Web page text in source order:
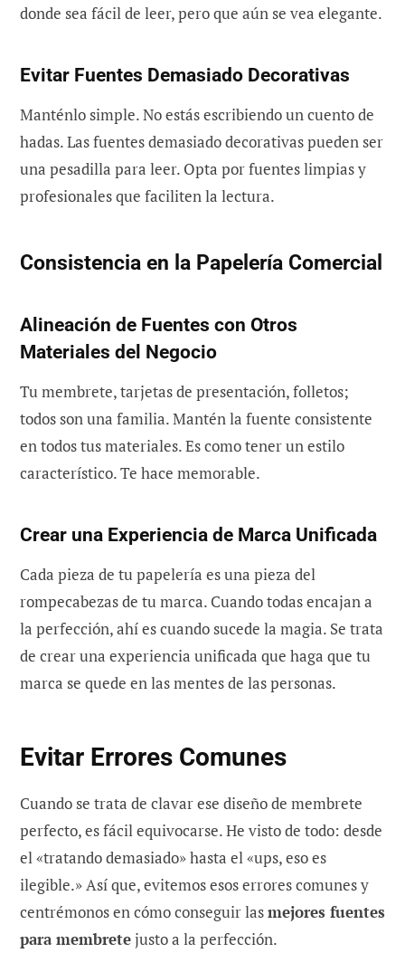
donde sea fácil de leer, pero que aún se vea elegante.
Evitar Fuentes Demasiado Decorativas
Manténlo simple. No estás escribiendo un cuento de
hadas. Las fuentes demasiado decorativas pueden ser
una pesadilla para leer. Opta por fuentes limpias y
profesionales que faciliten la lectura.
Consistencia en la Papelería Comercial
Alineación de Fuentes con Otros
Materiales del Negocio
Tu membrete, tarjetas de presentación, folletos;
todos son una familia. Mantén la fuente consistente
en todos tus materiales. Es como tener un estilo
característico. Te hace memorable.
Crear una Experiencia de Marca Unificada
Cada pieza de tu papelería es una pieza del
rompecabezas de tu marca. Cuando todas encajan a
la perfección, ahí es cuando sucede la magia. Se trata
de crear una experiencia unificada que haga que tu
marca se quede en las mentes de las personas.
Evitar Errores Comunes
Cuando se trata de clavar ese diseño de membrete
perfecto, es fácil equivocarse. He visto de todo: desde
el «tratando demasiado» hasta el «ups, eso es
ilegible.» Así que, evitemos esos errores comunes y
centrémonos en cómo conseguir lasmejores fuentes
para membretejusto a la perfección.